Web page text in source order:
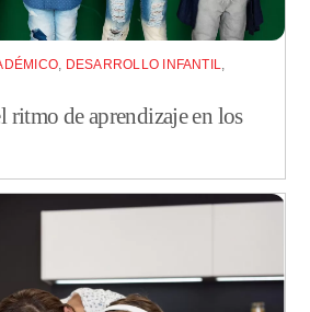
DESARROLLO INFANTIL
ritmo de aprendizaje en los